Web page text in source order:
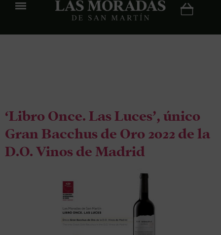
‘Libro Once. Las Luces’, único
Gran Bacchus de Oro 2022 de la
D.O. Vinos de Madrid